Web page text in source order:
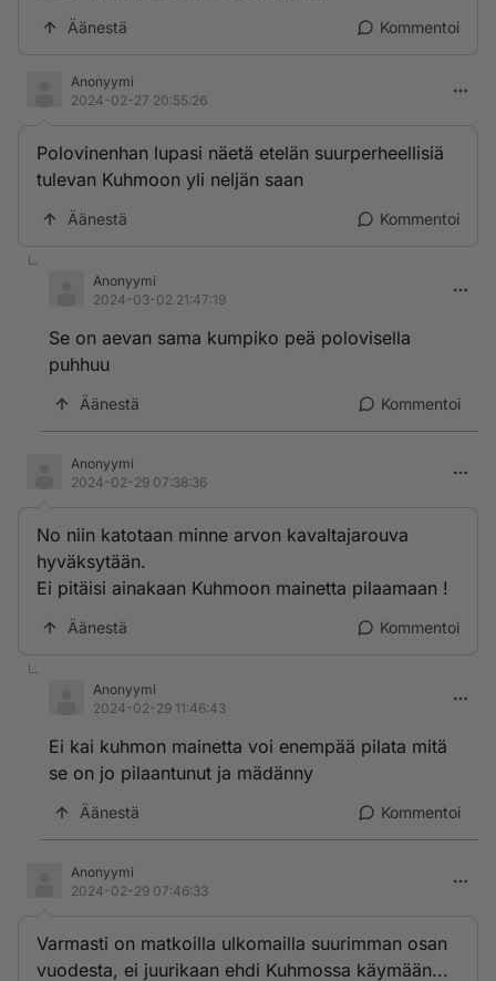
Äänestä Kommentoi
Anonyymi
2024-02-27 20:55:26
Polovinenhan lupasi näetä etelän suurperheellisiä
tulevan Kuhmoon yli neljän saan
Äänestä Kommentoi
Anonyymi
2024-03-02 21:47:19
Se on aevan sama kumpiko peä polovisella
puhhuu
Äänestä Kommentoi
Anonyymi
2024-02-29 07:38:36
No niin katotaan minne arvon kavaltajarouva
hyväksytään.
Ei pitäisi ainakaan Kuhmoon mainetta pilaamaan !
Äänestä Kommentoi
Anonyymi
2024-02-29 11:46:43
Ei kai kuhmon mainetta voi enempää pilata mitä
se on jo pilaantunut ja mädänny
Äänestä Kommentoi
Anonyymi
2024-02-29 07:46:33
Varmasti on matkoilla ulkomailla suurimman osan
vuodesta, ei juurikaan ehdi Kuhmossa käymään...